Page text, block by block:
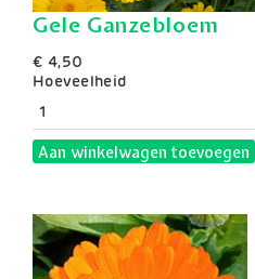
Gele Ganzebloem
€ 4,50
Hoeveelheid
Aan winkelwagen toevoegen